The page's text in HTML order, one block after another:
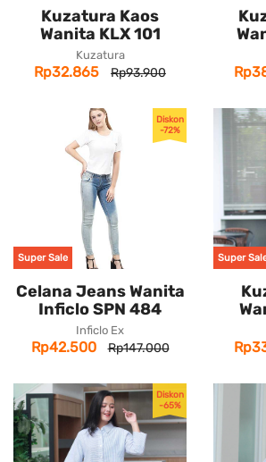
Kuzatura Kaos
Wanita KLX 101
Kuzatura
Rp32.865 Rp93.900
Diskon
-72%
Super Sale
Celana Jeans Wanita
Inficlo SPN 484
Inficlo Ex
Rp42.500 Rp147.000
Super
Diskon
-65%